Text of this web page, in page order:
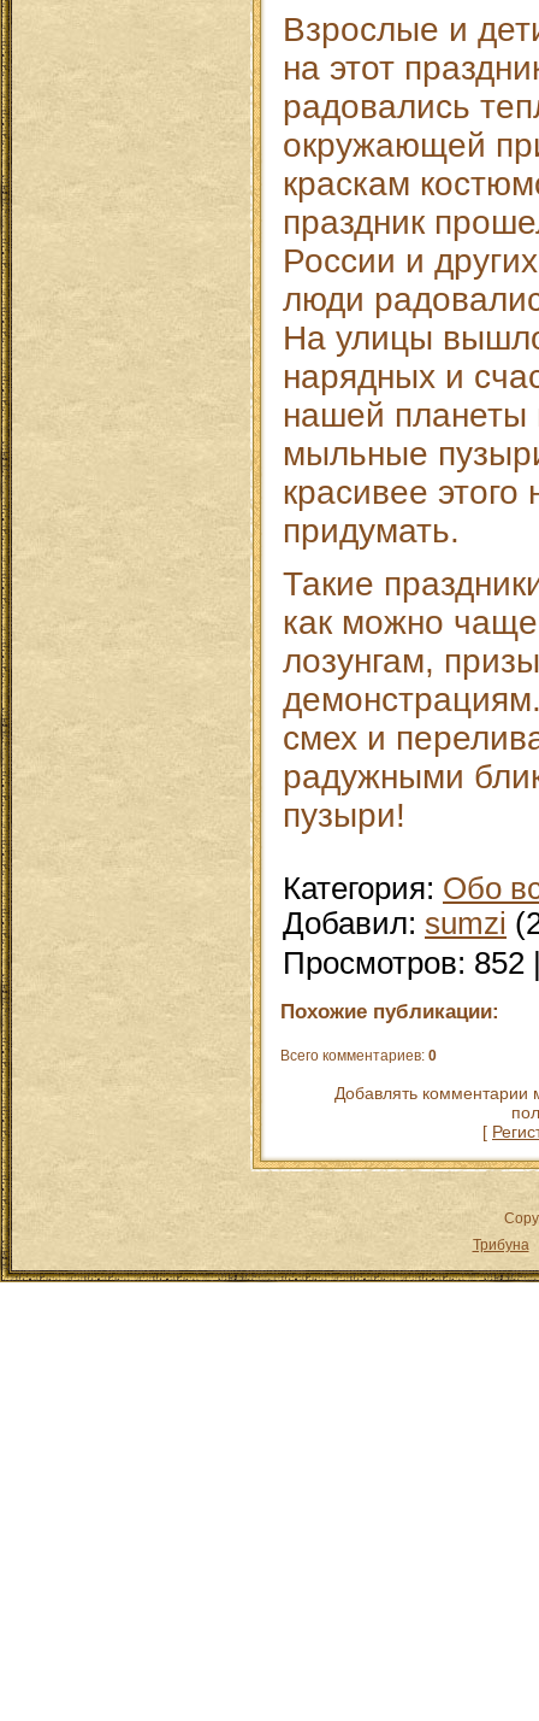
Взрослые и
на этот
радовались
окружающей
краскам
праздник
России и
люди
На улицы
нарядных и
нашей планеты
мыльные
красивее
придумать.
Такие
как можно
лозунгам,
смех и
радужными
пузыри!
Категория: Обо
Добавил: sumzi
Просмотров: 852
Похожие публикации:
Всего комментариев: 0
Добавлять комментарии
[
Трибуна